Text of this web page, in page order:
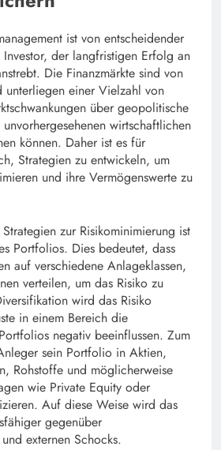
ist von entscheidender
der langfristigen Erfolg an
Die Finanzmärkte sind von
unterliegen einer Vielzahl von
über geopolitische
wirtschaftlichen
können. Daher ist es für
Strategien zu entwickeln, um
und ihre Vermögenswerte zu
zur Risikominimierung ist
Portfolios. Dies bedeutet, dass
auf verschiedene Anlageklassen,
verteilen, um das Risiko zu
wird das Risiko
in einem Bereich die
negativ beeinflussen. Zum
sein Portfolio in Aktien,
Rohstoffe und möglicherweise
wie Private Equity oder
Auf diese Weise wird das
gegenüber
externen Schocks.